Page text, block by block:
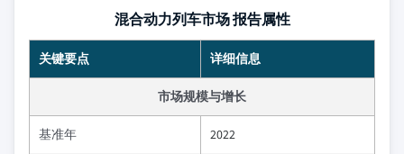
混合动力列车市场 报告属性
关键要点 详细信息
市场规模与增长
基准年 2022